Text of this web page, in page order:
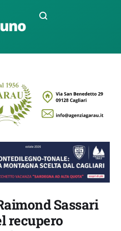
Sassari
recupero